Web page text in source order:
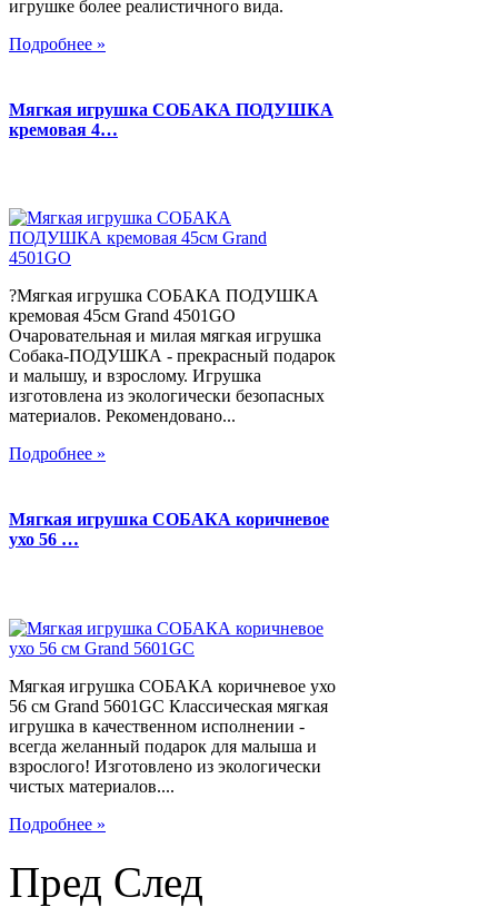
игрушке более реалистичного вида.
Подробнее »
Мягкая игрушка СОБАКА ПОДУШКА
кремовая 4…
?Мягкая игрушка СОБАКА ПОДУШКА
кремовая 45см Grand 4501GO
Очаровательная и милая мягкая игрушка
Собака-ПОДУШКА - прекрасный подарок
и малышу, и взрослому. Игрушка
изготовлена из экологически безопасных
материалов. Рекомендовано...
Подробнее »
Мягкая игрушка СОБАКА коричневое
ухо 56 …
Мягкая игрушка СОБАКА коричневое ухо
56 см Grand 5601GC Классическая мягкая
игрушка в качественном исполнении -
всегда желанный подарок для малыша и
взрослого! Изготовлено из экологически
чистых материалов....
Подробнее »
Пред След